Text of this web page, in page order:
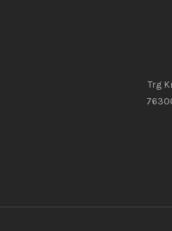
Trg